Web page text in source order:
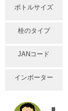
ボトルサイズ
栓のタイプ
JANコード
インポーター